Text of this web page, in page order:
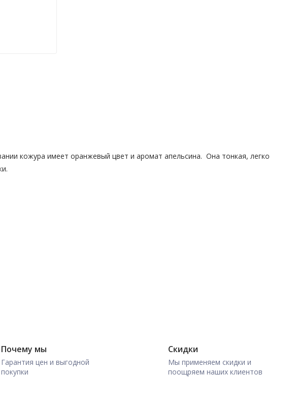
кожура имеет оранжевый цвет и аромат апельсина. Она тонкая, легко
Почему мы
Гарантия цен и выгодной
покупки
Скидки
Мы применяем скидки и
поощряем наших клиентов